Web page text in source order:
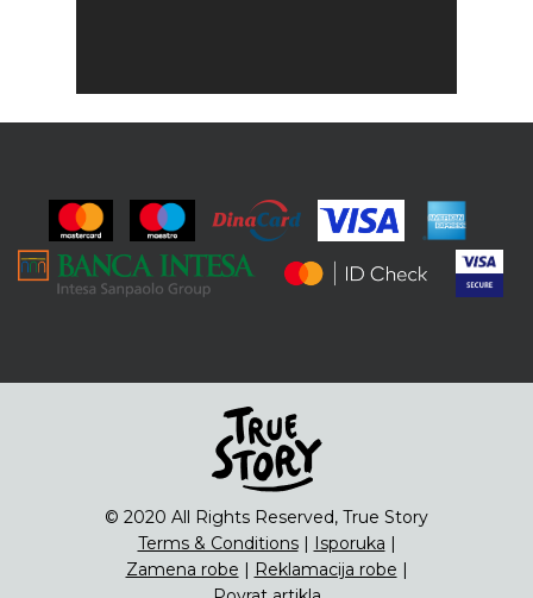
© 2020 All Rights Reserved, True Story
Terms & Conditions| Isporuka |
Zamena robe | Reklamacija robe |